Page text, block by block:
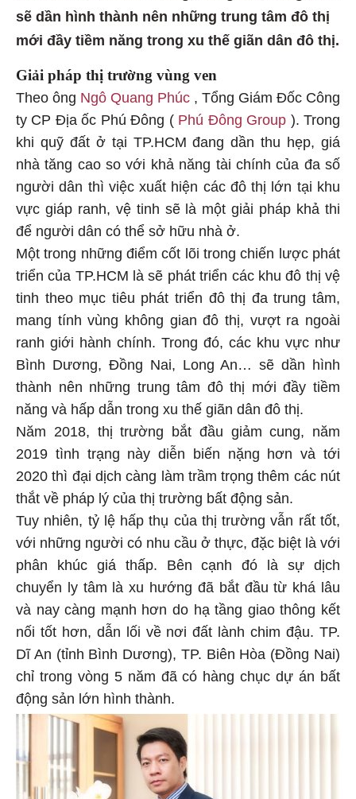
sẽ dần hình thành nên những trung tâm đô thị
mới đầy tiềm năng trong xu thế giãn dân đô thị.
Giải pháp thị trường vùng ven
Theo ông Ngô Quang Phúc
, Tổng Giám Đốc Công
ty CP Địa ốc Phú Đông (Phú Đông Group ). Trong
khi quỹ đất ở tại TP.HCM đang dần thu hẹp, giá
nhà tăng cao so với khả năng tài chính của đa số
người dân thì việc xuất hiện các đô thị lớn tại khu
vực giáp ranh, vệ tinh sẽ là một giải pháp khả thi
để người dân có thể sở hữu nhà ở.
Một trong những điểm cốt lõi trong chiến lược phát
triển của TP.HCM là sẽ phát triển các khu đô thị vệ
tinh theo mục tiêu phát triển đô thị đa trung tâm,
mang tính vùng không gian đô thị, vượt ra ngoài
ranh giới hành chính. Trong đó, các khu vực như
Bình Dương, Đồng Nai, Long An… sẽ dần hình
thành nên những trung tâm đô thị mới đầy tiềm
năng và hấp dẫn trong xu thế giãn dân đô thị.
Năm 2018, thị trường bắt đầu giảm cung, năm
2019 tình trạng này diễn biến nặng hơn và tới
2020 thì đại dịch càng làm trầm trọng thêm các nút
thắt về pháp lý của thị trường bất động sản.
Tuy nhiên, tỷ lệ hấp thụ của thị trường vẫn rất tốt,
với những người có nhu cầu ở thực, đặc biệt là với
phân khúc giá thấp. Bên cạnh đó là sự dịch
chuyển ly tâm là xu hướng đã bắt đầu từ khá lâu
và nay càng mạnh hơn do hạ tầng giao thông kết
nối tốt hơn, dẫn lối về nơi đất lành chim đậu. TP.
Dĩ An (tỉnh Bình Dương), TP. Biên Hòa (Đồng Nai)
chỉ trong vòng 5 năm đã có hàng chục dự án bất
động sản lớn hình thành.